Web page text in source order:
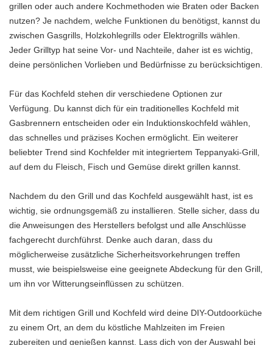
grillen oder auch andere Kochmethoden wie Braten oder Backen
nutzen? Je nachdem, welche Funktionen du benötigst, kannst du
zwischen Gasgrills, Holzkohlegrills oder Elektrogrills wählen.
Jeder Grilltyp hat seine Vor- und Nachteile, daher ist es wichtig,
deine persönlichen Vorlieben und Bedürfnisse zu berücksichtigen.
Für das Kochfeld stehen dir verschiedene Optionen zur
Verfügung. Du kannst dich für ein traditionelles Kochfeld mit
Gasbrennern entscheiden oder ein Induktionskochfeld wählen,
das schnelles und präzises Kochen ermöglicht. Ein weiterer
beliebter Trend sind Kochfelder mit integriertem Teppanyaki-Grill,
auf dem du Fleisch, Fisch und Gemüse direkt grillen kannst.
Nachdem du den Grill und das Kochfeld ausgewählt hast, ist es
wichtig, sie ordnungsgemäß zu installieren. Stelle sicher, dass du
die Anweisungen des Herstellers befolgst und alle Anschlüsse
fachgerecht durchführst. Denke auch daran, dass du
möglicherweise zusätzliche Sicherheitsvorkehrungen treffen
musst, wie beispielsweise eine geeignete Abdeckung für den Grill,
um ihn vor Witterungseinflüssen zu schützen.
Mit dem richtigen Grill und Kochfeld wird deine DIY-Outdoorküche
zu einem Ort, an dem du köstliche Mahlzeiten im Freien
zubereiten und genießen kannst. Lass dich von der Auswahl bei